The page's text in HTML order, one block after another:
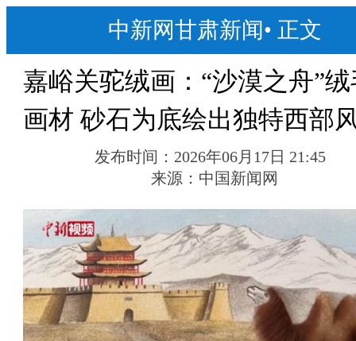
中新网甘肃新闻• 正文
嘉峪关驼绒画：“沙漠之舟”
画材 砂石为底绘出独特西部
发布时间： 2026年06月17日 21:45
来源： 中国新闻网